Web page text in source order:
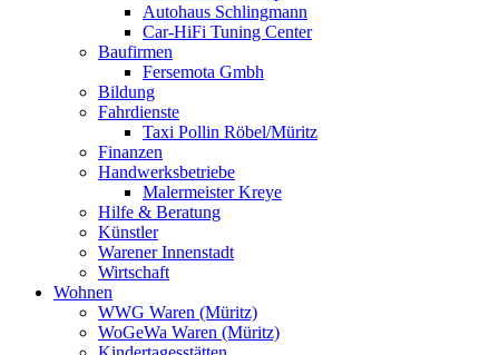
Autohaus Schlingmann
Car-HiFi Tuning Center
Baufirmen
Fersemota Gmbh
Bildung
Fahrdienste
Taxi Pollin Röbel/Müritz
Finanzen
Handwerksbetriebe
Malermeister Kreye
Hilfe & Beratung
Künstler
Warener Innenstadt
Wirtschaft
Wohnen
WWG Waren (Müritz)
WoGeWa Waren (Müritz)